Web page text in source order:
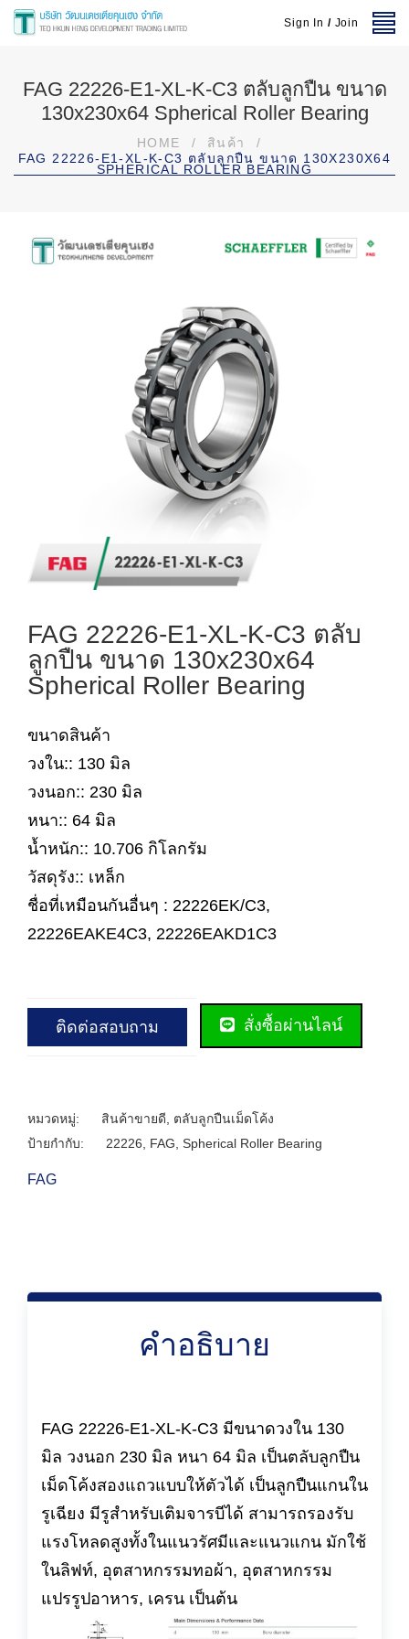
Sign In / Join
FAG 22226-E1-XL-K-C3 ตลับลูกปืน ขนาด
130x230x64 Spherical Roller Bearing
HOME / สินค้า
/
FAG 22226-E1-XL-K-C3 ตลับลูกปืน ขนาด 130X230X64
SPHERICAL ROLLER BEARING
FAG 22226-E1-XL-K-C3 ตลับ
ลูกปืน ขนาด 130x230x64
Spherical Roller Bearing
ขนาดสินค้า
วงใน:: 130 มิล
วงนอก:: 230 มิล
หนา:: 64 มิล
น้ำหนัก:: 10.706 กิโลกรัม
วัสดุรัง:: เหล็ก
ชื่อที่เหมือนกันอื่นๆ : 22226EK/C3,
22226EAKE4C3, 22226EAKD1C3
ติดต่อสอบถาม สั่งซื้อผ่านไลน์
หมวดหมู่: สินค้าขายดี
ตลับลูกปืนเม็ดโค้ง
ป้ายกำกับ:
22226 FAG Spherical Roller Bearing
FAG
คำอธิบาย
FAG 22226-E1-XL-K-C3 มีขนาดวงใน 130
มิล วงนอก 230 มิล หนา 64 มิล เป็นตลับลูกปืน
เม็ดโค้งสองแถวแบบให้ตัวได้ เป็นลูกปืนแกนใน
รูเฉียง มีรูสำหรับเติมจารบีได้ สามารถรองรับ
แรงโหลดสูงทั้งในแนวรัศมีและแนวแกน มักใช้
ในลิฟท์, อุตสาหกรรมทอผ้า, อุตสาหกรรม
แปรรูปอาหาร, เครน เป็นต้น